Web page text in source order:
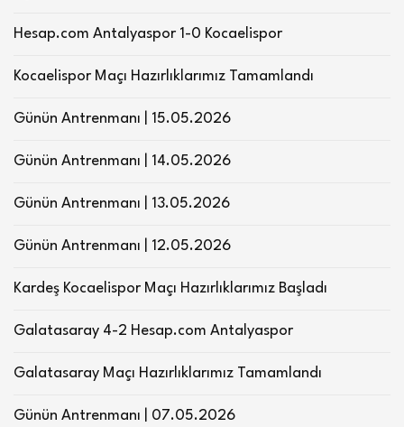
Hesap.com Antalyaspor 1-0 Kocaelispor
Kocaelispor Maçı Hazırlıklarımız Tamamlandı
Günün Antrenmanı | 15.05.2026
Günün Antrenmanı | 14.05.2026
Günün Antrenmanı | 13.05.2026
Günün Antrenmanı | 12.05.2026
Kardeş Kocaelispor Maçı Hazırlıklarımız Başladı
Galatasaray 4-2 Hesap.com Antalyaspor
Galatasaray Maçı Hazırlıklarımız Tamamlandı
Günün Antrenmanı | 07.05.2026